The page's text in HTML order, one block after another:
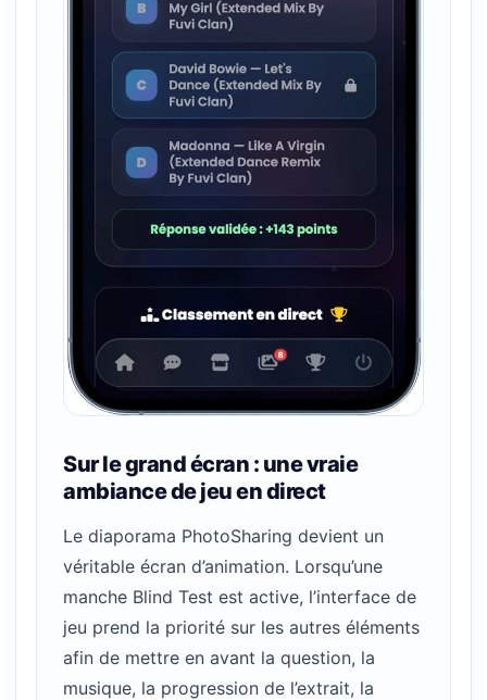
Sur le grand écran : une vraie
ambiance de jeu en direct
Le diaporama PhotoSharing devient un
véritable écran d’animation. Lorsqu’une
manche Blind Test est active, l’interface de
jeu prend la priorité sur les autres éléments
afin de mettre en avant la question, la
musique, la progression de l’extrait, la